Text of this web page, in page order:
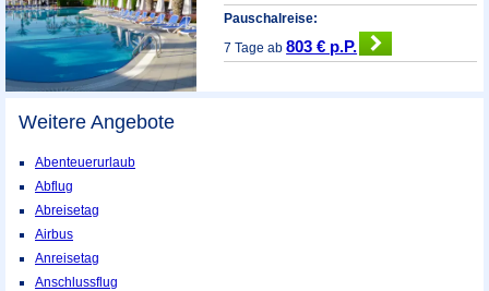
Pauschalreise:
7 Tage ab803 € p.P.
Weitere Angebote
Abenteuerurlaub
Abflug
Abreisetag
Airbus
Anreisetag
Anschlussflug